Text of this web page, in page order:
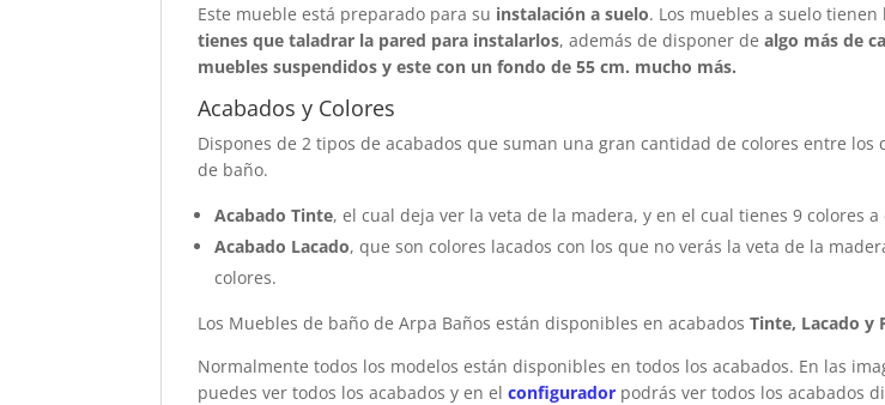
Este mueble está preparado para su instalación a suelo. Los muebles a suelo
tienes que taladrar la pared para instalarlos, además de disponer dealgo más de
muebles suspendidos y este con un fondo de 55 cm. mucho más.
Acabados y Colores
Dispones de 2 tipos de acabados que suman una gran cantidad de colores entre
de baño.
Acabado Tinte, el cual deja ver la veta de la madera, y en el cual tienes 9 colores a
Acabado Lacado, que son colores lacados con los que no verás la veta de la
colores.
Los Muebles de baño de Arpa Baños están disponibles en acabadosTinte, Lacado y
Normalmente todos los modelos están disponibles en todos los acabados. En las
puedes ver todos los acabados y en elconfigurador podrás ver todos los acabados